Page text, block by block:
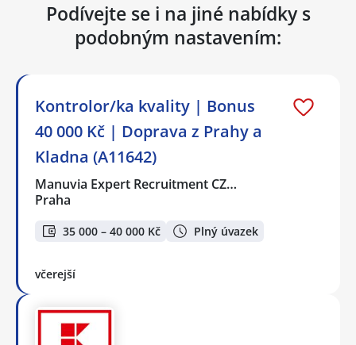
Podívejte se i na jiné nabídky s
podobným nastavením:
Kontrolor/ka kvality | Bonus
40 000 Kč | Doprava z Prahy a
Kladna (A11642)
Manuvia Expert Recruitment CZ…
Praha
35 000 – 40 000 Kč Plný úvazek
včerejší